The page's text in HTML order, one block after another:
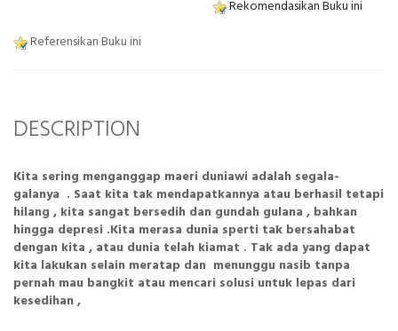
Rekomendasikan Buku ini
Referensikan Buku ini
DESCRIPTION
Kita sering menganggap maeri duniawi adalah segala-
galanya . Saat kita tak mendapatkannya atau berhasil tetapi
hilang , kita sangat bersedih dan gundah gulana , bahkan
hingga depresi .Kita merasa dunia sperti tak bersahabat
dengan kita , atau dunia telah kiamat . Tak ada yang dapat
kita lakukan selain meratap dan menunggu nasib tanpa
pernah mau bangkit atau mencari solusi untuk lepas dari
kesedihan ,